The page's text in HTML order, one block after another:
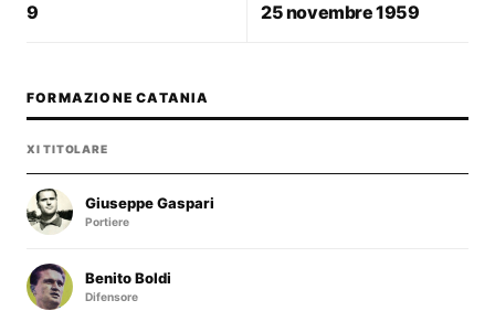
9 25 novembre 1959
FORMAZIONE CATANIA
XI TITOLARE
Giuseppe Gaspari
Portiere
Benito Boldi
Difensore